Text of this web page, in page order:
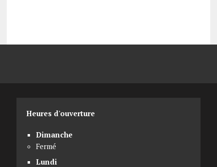
Heures d'ouverture
Dimanche
Fermé
Lundi